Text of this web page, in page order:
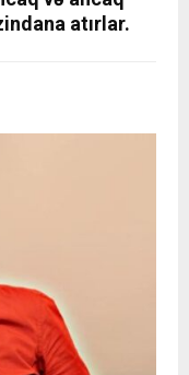
atırlar.